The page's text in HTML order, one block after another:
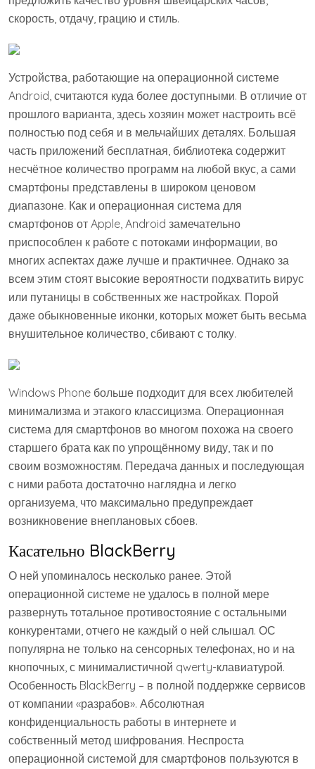
скорость, отдачу, грацию и стиль.
Устройства, работающие на операционной системе
Android, считаются куда более доступными. В отличие от
прошлого варианта, здесь хозяин может настроить всё
полностью под себя и в мельчайших деталях. Большая
часть приложений бесплатная, библиотека содержит
несчётное количество программ на любой вкус, а сами
смартфоны представлены в широком ценовом
диапазоне. Как и операционная система для
смартфонов от Apple, Android замечательно
приспособлен к работе с потоками информации, во
многих аспектах даже лучше и практичнее. Однако за
всем этим стоят высокие вероятности подхватить вирус
или путаницы в собственных же настройках. Порой
даже обыкновенные иконки, которых может быть весьма
внушительное количество, сбивают с толку.
Windows Phone больше подходит для всех любителей
минимализма и этакого классицизма. Операционная
система для смартфонов во многом похожа на своего
старшего брата как по упрощённому виду, так и по
своим возможностям. Передача данных и последующая
с ними работа достаточно наглядна и легко
организуема, что максимально предупреждает
возникновение внеплановых сбоев.
Касательно BlackBerry
О ней упоминалось несколько ранее. Этой
операционной системе не удалось в полной мере
развернуть тотальное противостояние с остальными
конкурентами, отчего не каждый о ней слышал. ОС
популярна не только на сенсорных телефонах, но и на
кнопочных, с минималистичной qwerty-клавиатурой.
Особенность BlackBerry – в полной поддержке сервисов
от компании «разрабов». Абсолютная
конфиденциальность работы в интернете и
собственный метод шифрования. Неспроста
операционной системой для смартфонов пользуются в